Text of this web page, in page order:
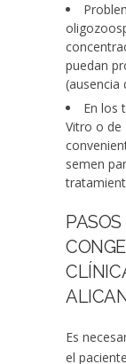
puedan
(ausencia
En los
Vitro o de
semen
Es
el